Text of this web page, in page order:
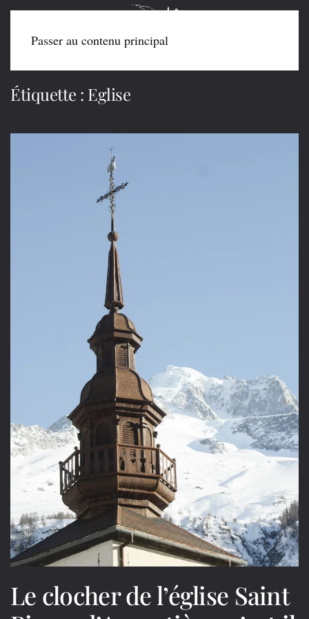
Passer au contenu principal
Étiquette : Eglise
Le clocher de l’église Saint